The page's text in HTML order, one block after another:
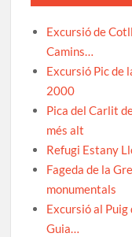
Excursió de
Camins…
Excursió Pic de
2000
Pica del Carlit
més alt
Refugi Estany
Fageda de la
monumentals
Excursió al Puig
Guia…